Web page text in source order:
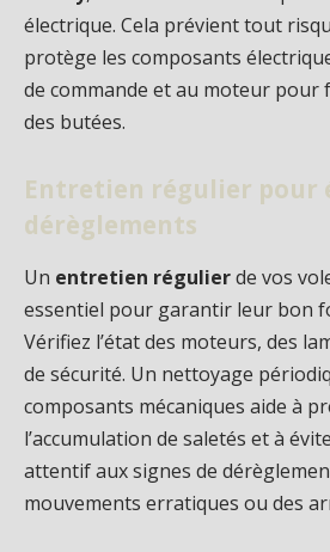
électrique. Cela prévient tout
protège les composants
de commande et au moteur pour
des butées.
Entretien régulier pour
dérèglements
Un entretien régulierde vos
essentiel pour garantir leur bon
Vérifiez l’état des moteurs, des
de sécurité. Un nettoyage
composants mécaniques aide à
l’accumulation de saletés et à
attentif aux signes de
mouvements erratiques ou des